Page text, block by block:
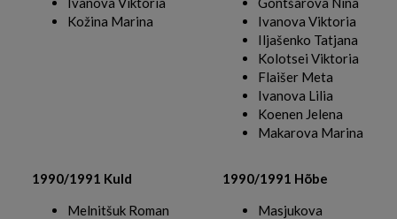
Kožina Marina
Ivanova Viktoria
Iljašenko Tatjana
Kolotsei Viktoria
Flaišer Meta
Ivanova Lilia
Koenen Jelena
Makarova Marina
1990/1991 Kuld
Melnitšuk Roman
1990/1991 Hõbe
Masjukova